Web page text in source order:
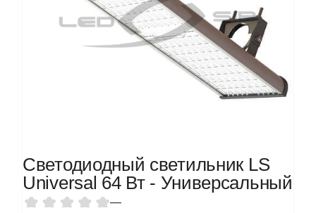
Светодиодный светильник LS
Universal 64 Вт - Универсальный
—